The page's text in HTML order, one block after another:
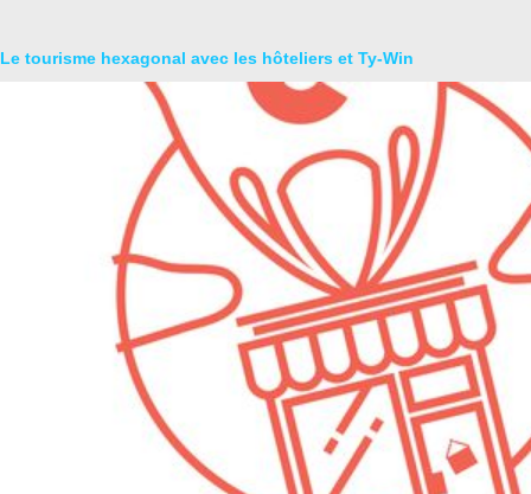
Le tourisme hexagonal avec les hôteliers et Ty-Win